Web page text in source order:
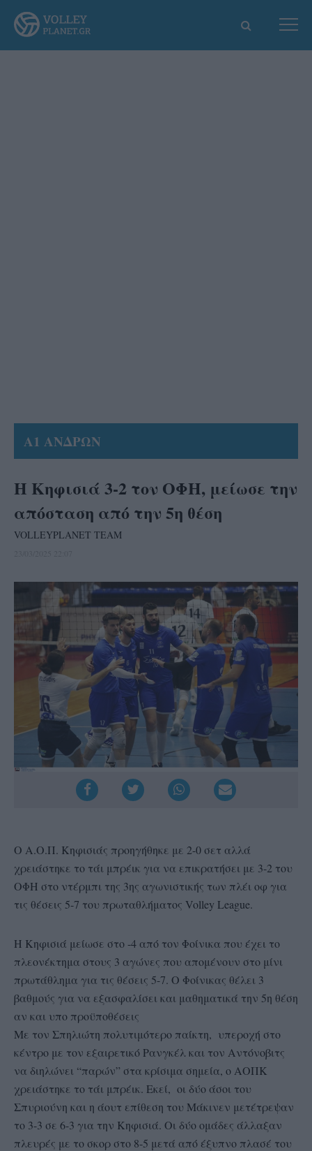
Α1 ΑΝΔΡΩΝ
H Κηφισιά 3-2 τον ΟΦΗ, μείωσε την
απόσταση από την 5η θέση
VOLLEYPLANET TEAM
Ο Α.Ο.Π. Κηφισιάς προηγήθηκε με 2-0 σετ αλλά
χρειάστηκε το τάι μπρέικ για να επικρατήσει με 3-2 του
ΟΦΗ στο ντέρμπι της 3ης αγωνιστικής των πλέι οφ για
τις θέσεις 5-7 του πρωταθλήματος Volley League.
Η Κηφισιά μείωσε στο -4 από τον Φοίνικα που έχει το
πλεονέκτημα στους 3 αγώνες που απομένουν στο μίνι
πρωτάθλημα για τις θέσεις 5-7. Ο Φοίνικας θέλει 3
βαθμούς για να εξασφαλίσει και μαθηματικά την 5η θέση
αν και υπο προϋποθέσεις
Με τον Σπηλιώτη πολυτιμότερο παίκτη, υπεροχή στο
κέντρο με τον εξαιρετικό Ρανγκέλ και τον Αντόνοβιτς
να διηλώνει “παρών” στα κρίσιμα σημεία, ο ΑΟΠΚ
χρειάστηκε το τάι μπρέικ. Εκεί, οι δύο άσοι του
Σπυριούνη και η άουτ επίθεση του Μάκινεν μετέτρεψαν
το 3-3 σε 6-3 για την Κηφισιά. Οι δύο ομάδες άλλαξαν
πλευρές με το σκορ στο 8-5 μετά από έξυπνο πλασέ του